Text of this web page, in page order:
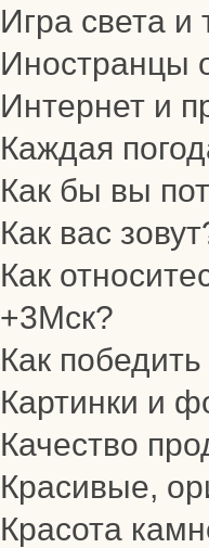
Игра света и
Иностранцы
Интернет и
Каждая
Как бы вы
Как вас
Как
+3Мск?
Как победить
Картинки и
Качество
Красивые,
Красота